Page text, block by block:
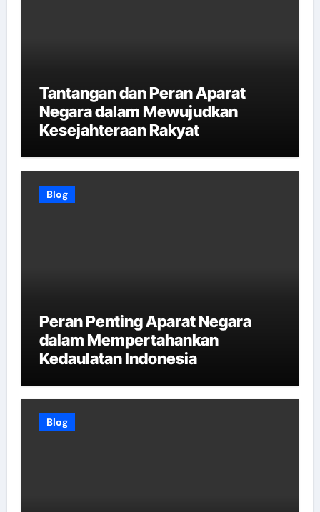
Tantangan dan Peran Aparat
Negara dalam Mewujudkan
Kesejahteraan Rakyat
Blog
Peran Penting Aparat Negara
dalam Mempertahankan
Kedaulatan Indonesia
Blog